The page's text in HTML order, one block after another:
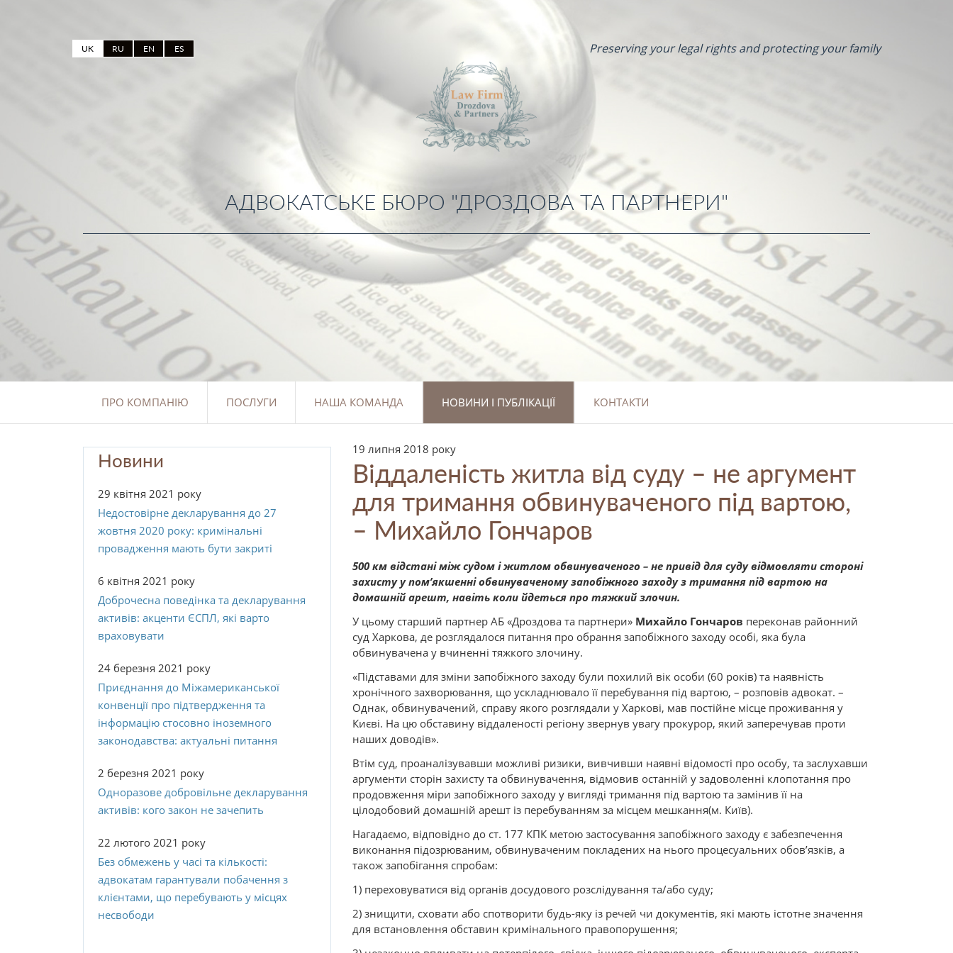
UK RU EN ES Preserving your legal rights and protecting your family
АДВОКАТСЬКЕ БЮРО "ДРОЗДОВА ТА ПАРТНЕРИ"
ПРО КОМПАНІЮ ПОСЛУГИ НАША КОМАНДА НОВИНИ І ПУБЛІКАЦІЇ КОНТАКТИ
Новини
29 квітня 2021 року
Недостовірне декларування до 27
жовтня 2020 року: кримінальні
провадження мають бути закриті
6 квітня 2021 року
Доброчесна поведінка та декларування
активів: акценти ЄСПЛ, які варто
враховувати
24 березня 2021 року
Приєднання до Міжамериканської
конвенції про підтвердження та
інформацію стосовно іноземного
законодавства: актуальні питання
2 березня 2021 року
Одноразове добровільне декларування
активів: кого закон не зачепить
22 лютого 2021 року
Без обмежень у часі та кількості:
адвокатам гарантували побачення з
клієнтами, що перебувають у місцях
несвободи
19 липня 2018 року
Віддаленість житла від суду – не аргумент
для тримання обвинуваченого під вартою,
– Михайло Гончаров
500 км відстані між судом і житлом обвинуваченого – не привід для суду відмовляти стороні
захисту у пом’якшенні обвинуваченому запобіжного заходу з тримання під вартою на
домашній арешт, навіть коли йдеться про тяжкий злочин.
У цьому старший партнер АБ «Дроздова та партнери» Михайло Гончаров переконав районний
суд Харкова, де розглядалося питання про обрання запобіжного заходу особі, яка була
обвинувачена у вчиненні тяжкого злочину.
«Підставами для зміни запобіжного заходу були похилий вік особи (60 років) та наявність
хронічного захворювання, що ускладнювало її перебування під вартою, – розповів адвокат. –
Однак, обвинувачений, справу якого розглядали у Харкові, мав постійне місце проживання у
Києві. На цю обставину віддаленості регіону звернув увагу прокурор, який заперечував проти
наших доводів».
Втім суд, проаналізувавши можливі ризики, вивчивши наявні відомості про особу, та заслухавши
аргументи сторін захисту та обвинувачення, відмовив останній у задоволенні клопотання про
продовження міри запобіжного заходу у вигляді тримання під вартою та замінив її на
цілодобовий домашній арешт із перебуванням за місцем мешкання(м. Київ).
Нагадаємо, відповідно до ст. 177 КПК метою застосування запобіжного заходу є забезпечення
виконання підозрюваним, обвинуваченим покладених на нього процесуальних обов’язків, а
також запобігання спробам:
1) переховуватися від органів досудового розслідування та/або суду;
2) знищити, сховати або спотворити будь-яку із речей чи документів, які мають істотне значення
для встановлення обставин кримінального правопорушення;